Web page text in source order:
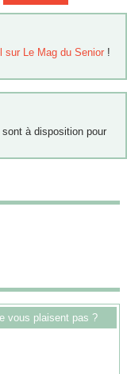
sur Le Mag du Senior !
sont à disposition pour
vous plaisent pas ?